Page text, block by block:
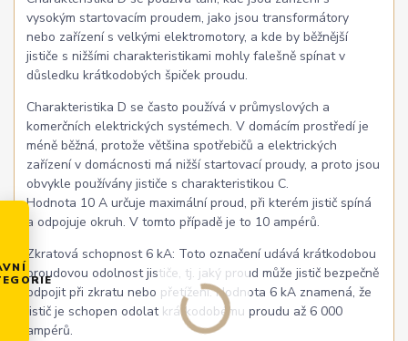
vysokým startovacím proudem, jako jsou transformátory
nebo zařízení s velkými elektromotory, a kde by běžnější
jističe s nižšími charakteristikami mohly falešně spínat v
důsledku krátkodobých špiček proudu.
Charakteristika D se často používá v průmyslových a
komerčních elektrických systémech. V domácím prostředí je
méně běžná, protože většina spotřebičů a elektrických
zařízení v domácnosti má nižší startovací proudy, a proto jsou
obvykle používány jističe s charakteristikou C.
Hodnota 10 A určuje maximální proud, při kterém jistič spíná
a odpojuje okruh. V tomto případě je to 10 ampérů.
Zkratová schopnost 6 kA: Toto označení udává krátkodobou
proudovou odolnost jističe, tj. jaký proud může jistič bezpečně
odpojit při zkratu nebo přetížení. Hodnota 6 kA znamená, že
jistič je schopen odolat krátkodobému proudu až 6 000
ampérů.